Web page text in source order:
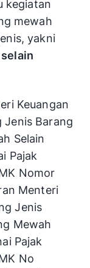
kegiatan
mewah
yakni
Keuangan
Jenis Barang
Selain
Pajak
Nomor
Menteri
Jenis
Mewah
Pajak
No